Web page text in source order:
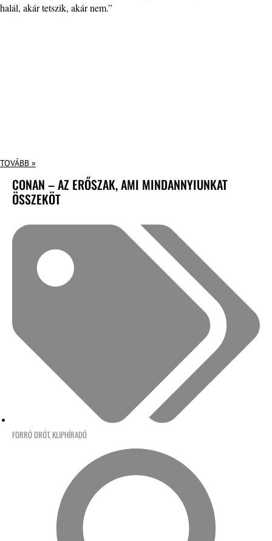
halál, akár tetszik, akár nem.”
TOVÁBB »
CONAN – AZ ERŐSZAK, AMI MINDANNYIUNKAT
ÖSSZEKÖT
FORRÓ DRÓT, KLIPHÍRADÓ